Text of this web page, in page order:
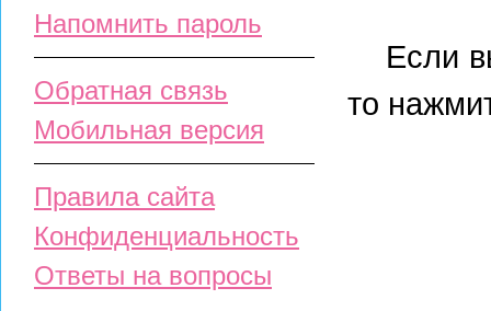
Напомнить пароль
Обратная связь
Мобильная версия
Правила сайта
Конфиденциальность
Ответы на вопросы
Если
то